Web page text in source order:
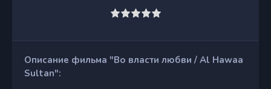
Описание фильма "Во власти любви / Al Hawaa
Sultan":